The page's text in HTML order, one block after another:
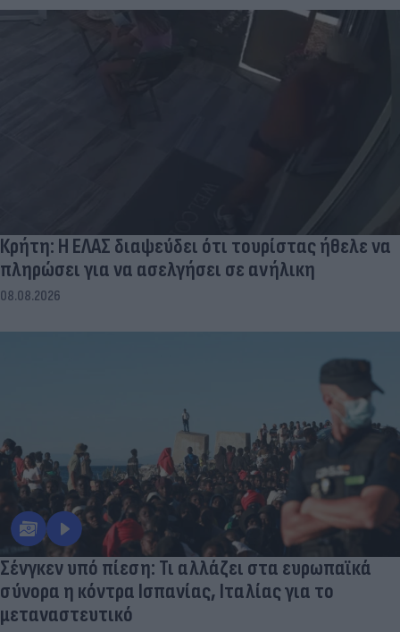
Κρήτη: Η ΕΛΑΣ διαψεύδει ότι τουρίστας ήθελε να
πληρώσει για να ασελγήσει σε ανήλικη
08.08.2026
Σένγκεν υπό πίεση: Τι αλλάζει στα ευρωπαϊκά
σύνορα η κόντρα Ισπανίας, Ιταλίας για το
μεταναστευτικό